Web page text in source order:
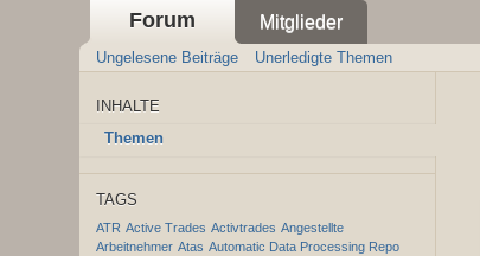
Forum Mitglieder
Ungelesene Beiträge Unerledigte Themen
INHALTE
Themen
TAGS
ATR Active Trades Activtrades Angestellte
Arbeitnehmer Atas Automatic Data Processing Repo